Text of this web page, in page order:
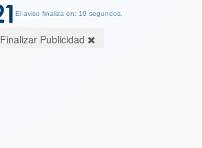
El aviso finaliza en: 19 segundos.
Finalizar Publicidad